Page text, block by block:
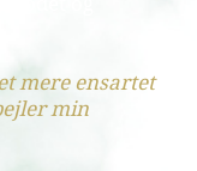
mere ensartet
min